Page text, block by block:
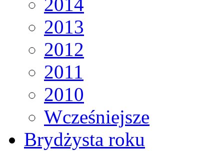
2014
2013
2012
2011
2010
Wcześniejsze
Brydżysta roku